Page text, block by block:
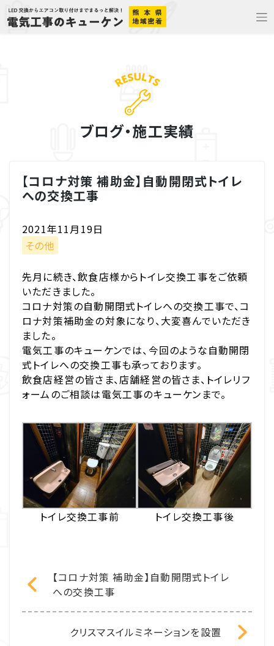
Skip
to
ブログ・施工実績
【コロナ対策 補助金】自動開閉式トイレ
への交換工事
2021年11月19日
その他
先月に続き、飲食店様からトイレ交換工事をご依頼
いただきました。
コロナ対策の自動開閉式トイレへの交換工事で、コ
ロナ対策補助金の対象になり、大変喜んでいただき
ました。
電気工事のキューケンでは、今回のような自動開閉
式トイレへの交換工事も承っております。
飲食店経営の皆さま、店舗経営の皆さま、トイレリフ
ォームのご相談は電気工事のキューケンまで。
トイレ交換工事前 トイレ交換工事後
【コロナ対策 補助金】自動開閉式トイレ
への交換工事
クリスマスイルミネーションを設置